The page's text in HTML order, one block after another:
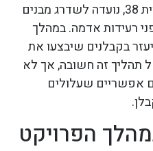
תמ"א 38, או תכנית מתאר ארצית 38, נועדה לשדרג מבנים
רעידות אדמה. במהלך
בקבלנים שיבצעו את
תהליך זה חשובה, אך לא
אפשריים שעלולים
הפרויקט